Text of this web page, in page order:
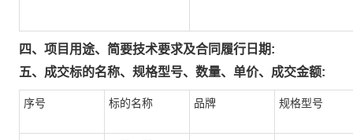
四、项目用途、简要技术要求及合同履行日期:
五、成交标的名称、规格型号、数量、单价、成交金额:
序号 标的名称 品牌 规格型号